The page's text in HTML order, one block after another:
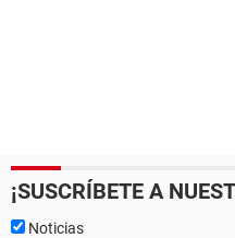
¡SUSCRÍBETE A
Noticias